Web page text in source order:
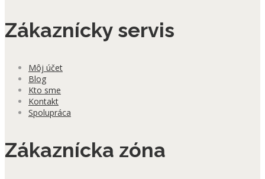
Zákaznícky servis
Môj účet
Blog
Kto sme
Kontakt
Spolupráca
Zákaznícka zóna